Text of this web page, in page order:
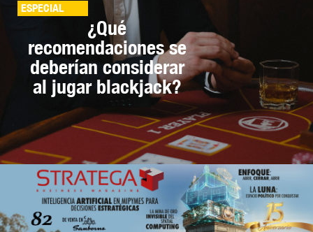
ESPECIAL
¿Qué
recomendaciones se
deberían considerar
al jugar blackjack?